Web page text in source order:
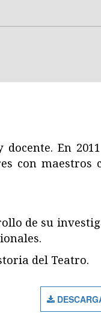
En
con maestros
de su
del Teatro.